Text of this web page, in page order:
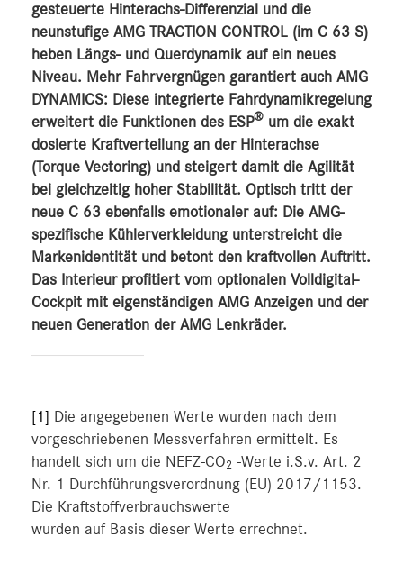
gesteuerte Hinterachs-Differenzial und die
neunstufige AMG TRACTION CONTROL (im C 63 S)
heben Längs- und Querdynamik auf ein neues
Niveau. Mehr Fahrvergnügen garantiert auch AMG
DYNAMICS: Diese integrierte Fahrdynamikregelung
erweitert die Funktionen des ESP® um die exakt
dosierte Kraftverteilung an der Hinterachse
(Torque Vectoring) und steigert damit die Agilität
bei gleichzeitig hoher Stabilität. Optisch tritt der
neue C 63 ebenfalls emotionaler auf: Die AMG-
spezifische Kühlerverkleidung unterstreicht die
Markenidentität und betont den kraftvollen Auftritt.
Das Interieur profitiert vom optionalen Volldigital-
Cockpit mit eigenständigen AMG Anzeigen und der
neuen Generation der AMG Lenkräder.
[1] Die angegebenen Werte wurden nach dem
vorgeschriebenen Messverfahren ermittelt. Es
handelt sich um die NEFZ-CO2 -Werte i.S.v. Art. 2
Nr. 1 Durchführungsverordnung (EU) 2017/1153.
Die Kraftstoffverbrauchswerte
wurden auf Basis dieser Werte errechnet.